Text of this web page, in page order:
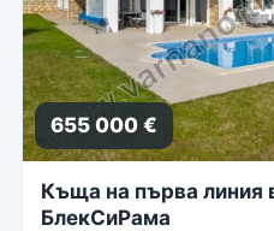
655 000 €
Къща на първа линия
БлекСиРама